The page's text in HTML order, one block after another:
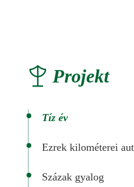
Projekt
Tíz év
Ezrek kilométerei
Százak gyalog